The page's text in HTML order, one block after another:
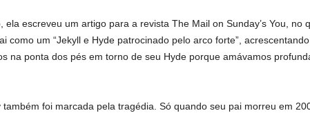
ela escreveu um artigo para a revista The Mail on Sunday’s You, no
como um “Jekyll e Hyde patrocinado pelo arco forte”,
na ponta dos pés em torno de seu Hyde porque amávamos
também foi marcada pela tragédia. Só quando seu pai morreu em